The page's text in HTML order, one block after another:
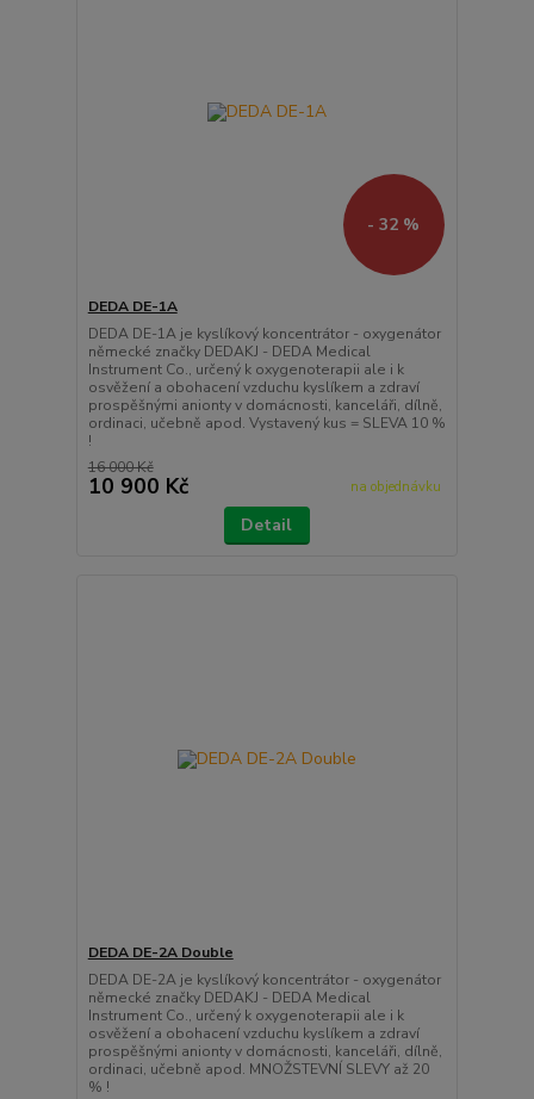
- 32 %
DEDA DE-1A
DEDA DE-1A je kyslíkový koncentrátor - oxygenátor
německé značky DEDAKJ - DEDA Medical
Instrument Co., určený k oxygenoterapii ale i k
osvěžení a obohacení vzduchu kyslíkem a zdraví
prospěšnými anionty v domácnosti, kanceláři, dílně,
ordinaci, učebně apod. Vystavený kus = SLEVA 10 %
!
16 000 Kč
10 900 Kč na objednávku
Detail
DEDA DE-2A Double
DEDA DE-2A je kyslíkový koncentrátor - oxygenátor
německé značky DEDAKJ - DEDA Medical
Instrument Co., určený k oxygenoterapii ale i k
osvěžení a obohacení vzduchu kyslíkem a zdraví
prospěšnými anionty v domácnosti, kanceláři, dílně,
ordinaci, učebně apod. MNOŽSTEVNÍ SLEVY až 20
% !